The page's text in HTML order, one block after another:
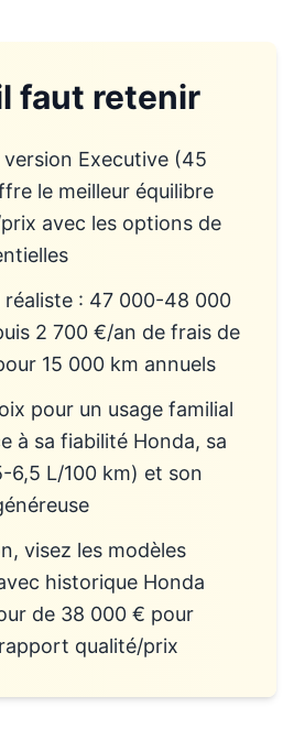
faut retenir
version Executive (45
le meilleur équilibre
avec les options de
: 47 000-48 000
2 700 €/an de frais de
15 000 km annuels
pour un usage familial
à sa fiabilité Honda, sa
6,5 L/100 km) et son
visez les modèles
historique Honda
de 38 000 € pour
qualité/prix